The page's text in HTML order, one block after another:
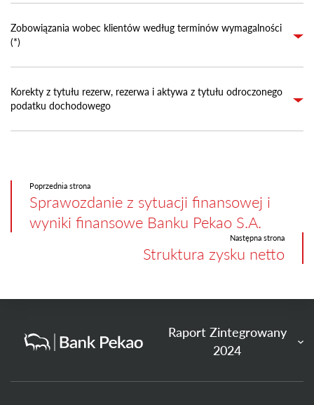
Zobowiązania wobec klientów według terminów wymagalności
(*)
Korekty z tytułu rezerw, rezerwa i aktywa z tytułu odroczonego
podatku dochodowego
Poprzednia strona
Sprawozdanie z sytuacji finansowej i
wyniki finansowe Banku Pekao S.A.
Następna strona
Struktura zysku netto
Raport Zintegrowany
2024